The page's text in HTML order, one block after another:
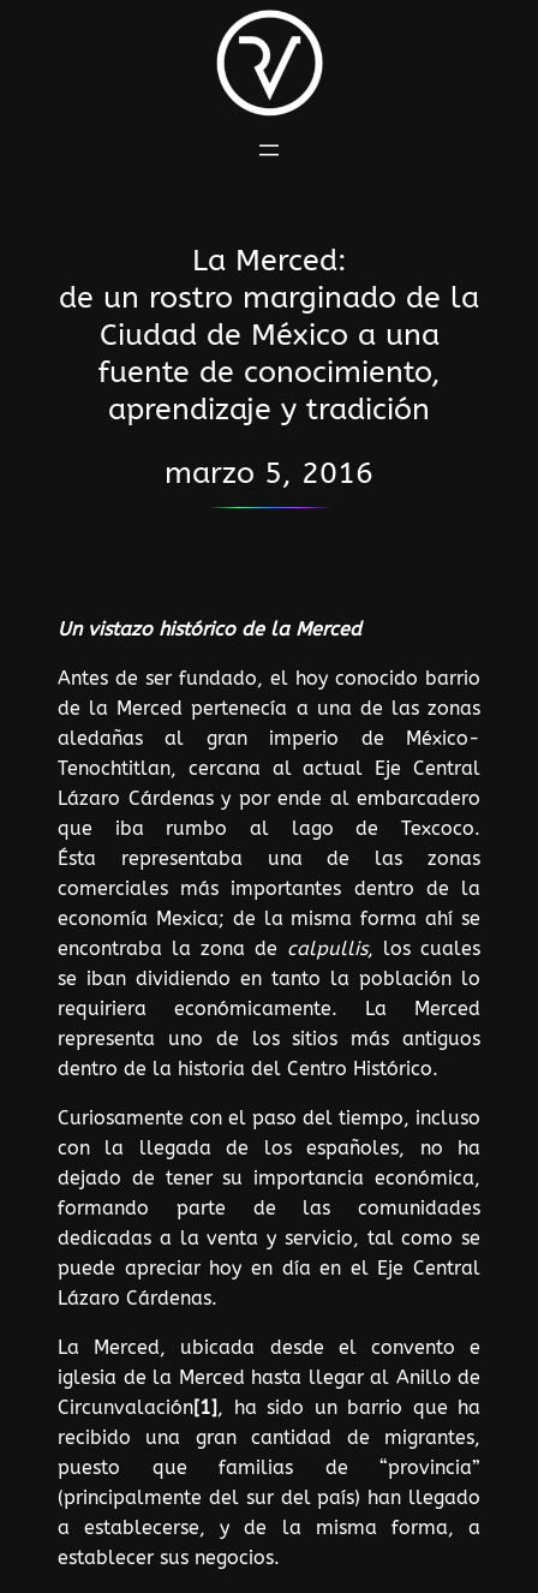
La Merced:
de un rostro marginado de la
Ciudad de México a una
fuente de conocimiento,
aprendizaje y tradición
marzo 5, 2016
Un vistazo histórico de la Merced
Antes de ser fundado, el hoy conocido barrio
de la Merced pertenecía a una de las zonas
aledañas al gran imperio de México-
Tenochtitlan, cercana al actual Eje Central
Lázaro Cárdenas y por ende al embarcadero
que iba rumbo al lago de Texcoco.
Ésta representaba una de las zonas
comerciales más importantes dentro de la
economía Mexica; de la misma forma ahí se
encontraba la zona de calpullis, los cuales
se iban dividiendo en tanto la población lo
requiriera económicamente. La Merced
representa uno de los sitios más antiguos
dentro de la historia del Centro Histórico.
Curiosamente con el paso del tiempo, incluso
con la llegada de los españoles, no ha
dejado de tener su importancia económica,
formando parte de las comunidades
dedicadas a la venta y servicio, tal como se
puede apreciar hoy en día en el Eje Central
Lázaro Cárdenas.
La Merced, ubicada desde el convento e
iglesia de la Merced hasta llegar al Anillo de
Circunvalación[1], ha sido un barrio que ha
recibido una gran cantidad de migrantes,
puesto que familias de “provincia”
(principalmente del sur del país) han llegado
a establecerse, y de la misma forma, a
establecer sus negocios.